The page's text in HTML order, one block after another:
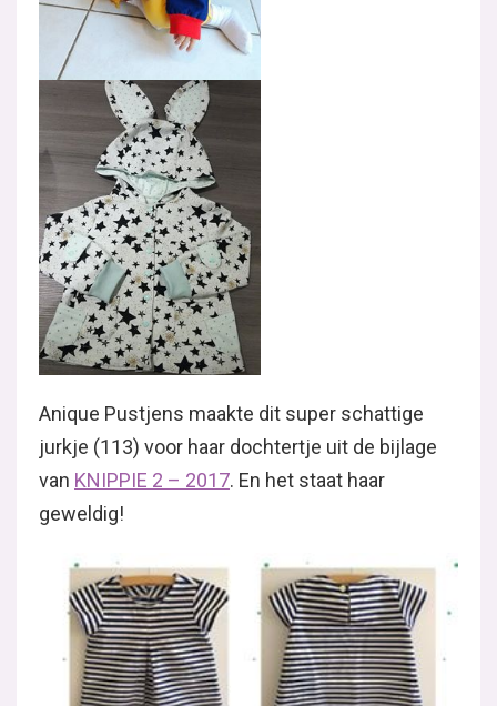
Anique Pustjens maakte dit super schattige
jurkje (113) voor haar dochtertje uit de bijlage
van KNIPPIE 2 – 2017. En het staat haar
geweldig!